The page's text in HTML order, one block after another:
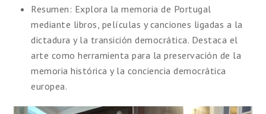
Resumen: Explora la memoria de Portugal
mediante libros, películas y canciones ligadas a la
dictadura y la transición democrática. Destaca el
arte como herramienta para la preservación de la
memoria histórica y la conciencia democrática
europea.